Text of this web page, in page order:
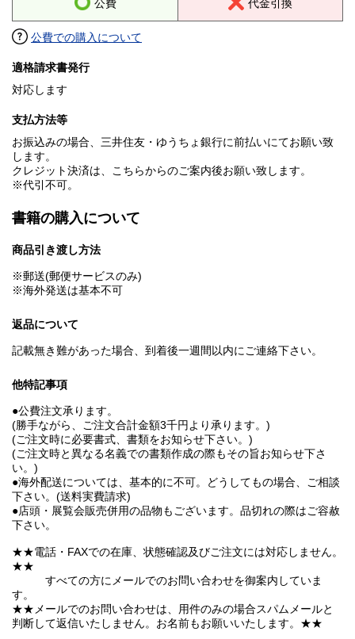
公費 代金引換
公費での購入について
適格請求書発行
対応します
支払方法等
お振込みの場合、三井住友・ゆうちょ銀行に前払いにてお願い致
します。
クレジット決済は、こちらからのご案内後お願い致します。
※代引不可。
書籍の購入について
商品引き渡し方法
※郵送(郵便サービスのみ)
※海外発送は基本不可
返品について
記載無き難があった場合、到着後一週間以内にご連絡下さい。
他特記事項
●公費注文承ります。
(勝手ながら、ご注文合計金額3千円より承ります。)
(ご注文時に必要書式、書類をお知らせ下さい。)
(ご注文時と異なる名義での書類作成の際もその旨お知らせ下さ
い。)
●海外配送については、基本的に不可。どうしてもの場合、ご相談
下さい。(送料実費請求)
●店頭・展覧会販売併用の品物もございます。品切れの際はご容赦
下さい。
★★電話・FAXでの在庫、状態確認及びご注文には対応しません。
★★
すべての方にメールでのお問い合わせを御案内していま
す。
★★メールでのお問い合わせは、用件のみの場合スパムメールと
判断して返信いたしません。お名前もお願いいたします。★★